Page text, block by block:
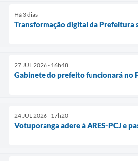
Há 3 dias
Transformação digital da Prefeitura
27 JUL 2026 - 16h48
Gabinete do prefeito funcionará no
24 JUL 2026 - 17h20
Votuporanga adere à ARES-PCJ e